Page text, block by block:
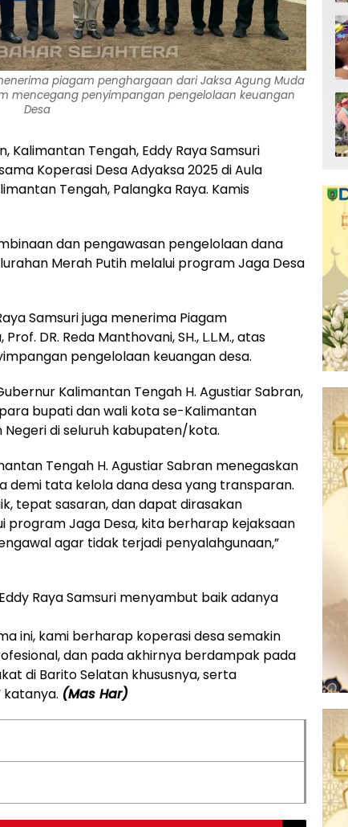
piagam penghargaan dari Jaksa Agung Muda
mencegang penyimpangan pengelolaan keuangan
Desa
Kalimantan Tengah, Eddy Raya Samsuri
Koperasi Desa Adyaksa 2025 di Aula
Tengah, Palangka Raya. Kamis
dan pengawasan pengelolaan dana
Merah Putih melalui program Jaga Desa
Samsuri juga menerima Piagam
DR. Reda Manthovani, SH., L.L.M., atas
pengelolaan keuangan desa.
Kalimantan Tengah H. Agustiar Sabran,
bupati dan wali kota se-Kalimantan
di seluruh kabupaten/kota.
Tengah H. Agustiar Sabran menegaskan
tata kelola dana desa yang transparan.
tepat sasaran, dan dapat dirasakan
program Jaga Desa, kita berharap kejaksaan
agar tidak terjadi penyalahgunaan,”
Raya Samsuri menyambut baik adanya
ini, kami berharap koperasi desa semakin
dan pada akhirnya berdampak pada
di Barito Selatan khususnya, serta
katanya. (Mas Har)